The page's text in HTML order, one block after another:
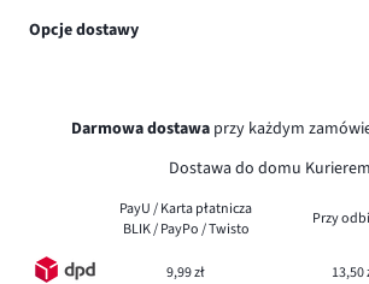
Opcje dostawy
Darmowa dostawa przy każdym
Dostawa do domu Kurierem
PayU / Karta płatnicza
BLIK / PayPo / Twisto
Przy
9,99 zł 13,50